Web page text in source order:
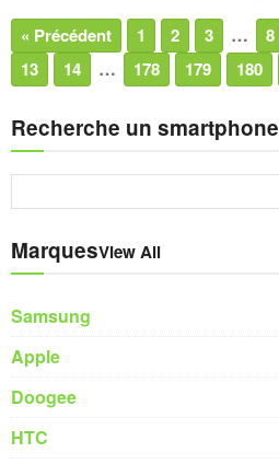
« Précédent 1 2 3 … 8
13
14 … 178 179 180
Recherche un smartphone
MarquesView All
Samsung
Apple
Doogee
HTC